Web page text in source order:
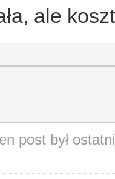
ale
post był